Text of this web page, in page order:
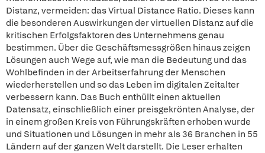
Distanz, vermeiden: das Virtual Distance Ratio. Dieses kann
die besonderen Auswirkungen der virtuellen Distanz auf die
kritischen Erfolgsfaktoren des Unternehmens genau
bestimmen. Über die Geschäftsmessgrößen hinaus zeigen
Lösungen auch Wege auf, wie man die Bedeutung und das
Wohlbefinden in der Arbeitserfahrung der Menschen
wiederherstellen und so das Leben im digitalen Zeitalter
verbessern kann. Das Buch enthüllt einen aktuellen
Datensatz, einschließlich einer preisgekrönten Analyse, der
in einem großen Kreis von Führungskräften erhoben wurde
und Situationen und Lösungen in mehr als 36 Branchen in 55
Ländern auf der ganzen Welt darstellt. Die Leser erhalten